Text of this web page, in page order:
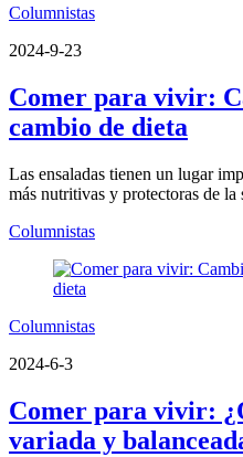
Columnistas
2024-9-23
Comer para vivir:
cambio de dieta
Las ensaladas tienen un lugar
más nutritivas y protectoras de la
Columnistas
Columnistas
2024-6-3
Comer para vivir:
variada y